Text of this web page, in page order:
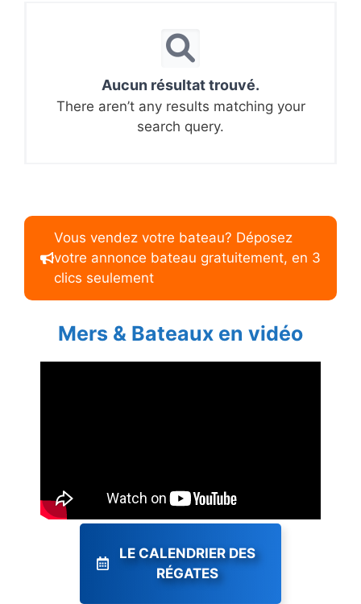
Aucun résultat trouvé.
There aren’t any results matching your
search query.
Vous vendez votre bateau? Déposez
votre annonce bateau gratuitement, en 3
clics seulement
Mers & Bateaux en vidéo
LE CALENDRIER DES
RÉGATES